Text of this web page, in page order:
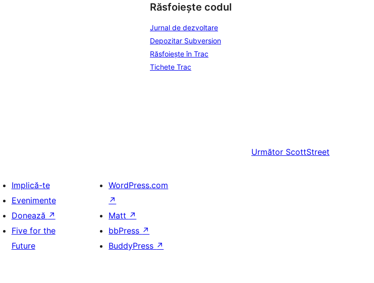
Răsfoiește codul
Jurnal de dezvoltare
Depozitar Subversion
Răsfoiește în Trac
Tichete Trac
Următor ScottStreet
Implică-te
Evenimente
Donează ↗
Five for the
Future
WordPress.com
↗
Matt ↗
bbPress ↗
BuddyPress ↗